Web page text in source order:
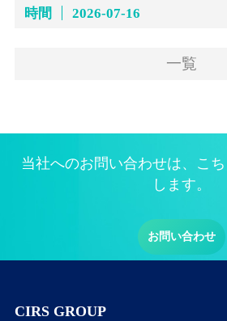
時間 2026-07-16
一覧
当社へのお問い合わせは、こ
します。
お問い合わせ
CIRS GROUP